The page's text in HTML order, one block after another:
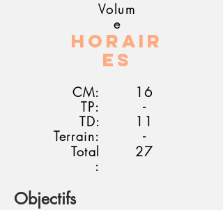
Volum
e
Horair
es
CM:
TP:
TD:
Terrain:
Total
:
16
-
11
-
27
Objectifs